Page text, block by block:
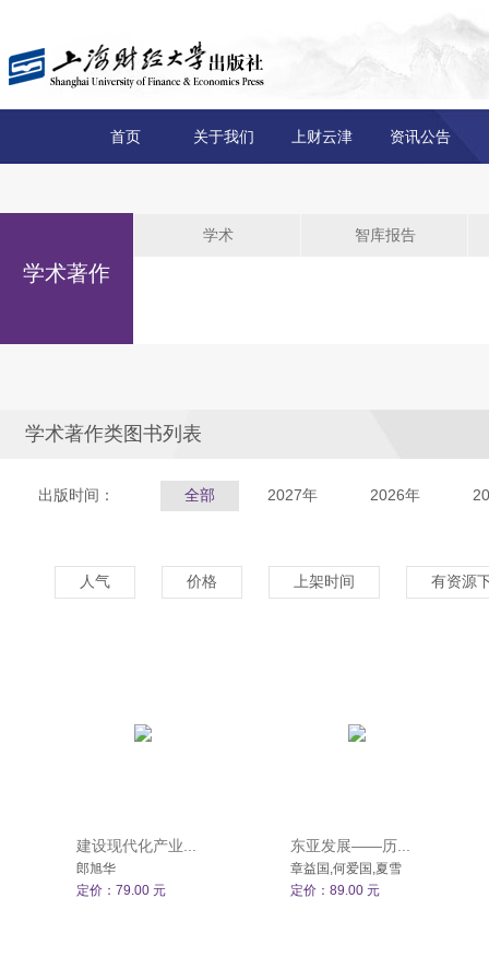
首页 关于我们 上财云津 资讯公告
学术著作
学术 智库报告
学术著作类图书列表
出版时间： 全部 2027年 2026年
人气 价格 上架时间 有资源
建设现代化产业...
郎旭华
定价：79.00 元
东亚发展——历...
章益国,何爱国,夏雪
定价：89.00 元